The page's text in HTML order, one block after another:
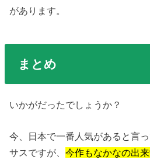
があります。
まとめ
いかがだったでしょうか？
今、日本で一番人気があると言
サスですが、今作もなかなの出